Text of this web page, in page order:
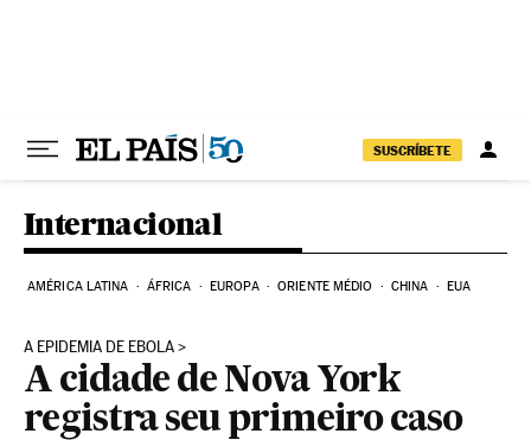
SUSCRÍBETE
Internacional
AMÉRICA LATINA ÁFRICA EUROPA ORIENTE MÉDIO CHINA EUA
A EPIDEMIA DE EBOLA
A cidade de Nova York
registra seu primeiro caso